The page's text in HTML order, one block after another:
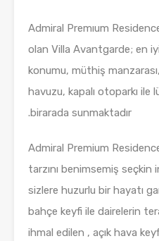
Admiral Premıum
olan Villa Avantgarde; en
konumu, müthiş
havuzu, kapalı otoparkı
birarada sunmaktadır.
Admiral Premium
tarzını benimsemiş seçkin
sizlere huzurlu bir hayatı
bahçe keyfi ile dairelerin
ihmal edilen , açık hava